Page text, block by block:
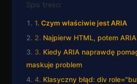
Spis treści
Czym właściwie jest ARIA
Najpierw HTML, potem ARIA
Kiedy ARIA naprawdę
maskuje problem
Klasyczny błąd: div